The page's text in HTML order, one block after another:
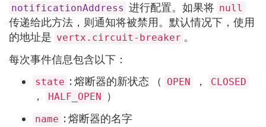
notificationAddress 进行配置。如果将 null
传递给此方法，则通知将被禁用。默认情况下，使用
的地址是 vertx.circuit-breaker 。
每次事件信息包含以下：
state : 熔断器的新状态 （ OPEN ， CLOSED
， HALF_OPEN ）
name : 熔断器的名字